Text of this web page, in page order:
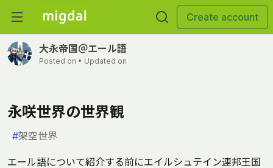
Create account
大永帝国＠エール語
Posted on • Updated on
永咲世界の世界観
#架空世界
エール語について紹介する前にエイルシュテイン連邦王国